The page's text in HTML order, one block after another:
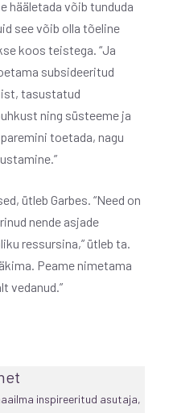
hääletada võib tunduda
see võib olla tõeline
koos teistega. “Ja
subsideeritud
tasustatud
ning süsteeme ja
toetada, nagu
ütleb Garbes. “Need on
nende asjade
ressursina,” ütleb ta.
Peame nimetama
vedanud.”
inspireeritud asutaja,